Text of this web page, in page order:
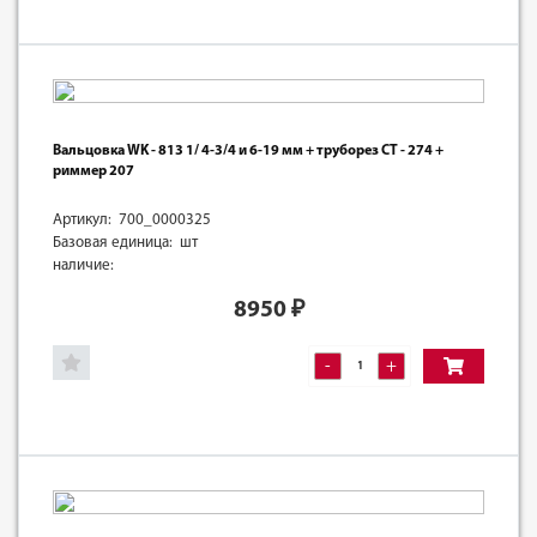
Вальцовка WK - 813 1/ 4-3/4 и 6-19 мм + труборез CT - 274 +
риммер 207
Артикул: 700_0000325
Базовая единица: шт
наличие:
8950₽
- +